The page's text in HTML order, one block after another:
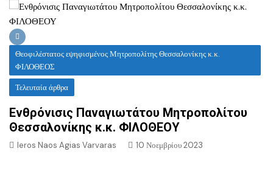
Θεοφιλέστατος εψηφισμένος Μητροπολίτης Θεσσαλονίκης κ.κ.
ΦΙΛΟΘΕΟΣ
Τελευταία άρθρα
Ενθρόνισις Παναγιωτάτου Μητροπολίτου
Θεσσαλονίκης κ.κ. ΦΙΛΟΘΕΟΥ
Ieros Naos Agias Varvaras 10 Νοεμβρίου 2023